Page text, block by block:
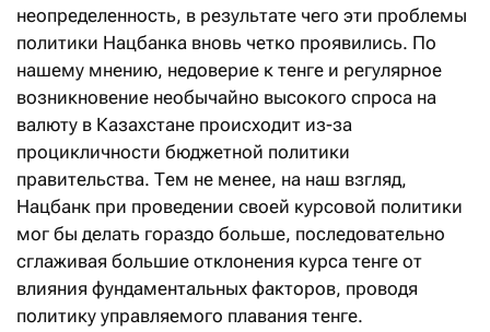
неопределенность, в результате чего эти проблемы
политики Нацбанка вновь четко проявились. По
нашему мнению, недоверие к тенге и регулярное
возникновение необычайно высокого спроса на
валюту в Казахстане происходит из-за
процикличности бюджетной политики
правительства. Тем не менее, на наш взгляд,
Нацбанк при проведении своей курсовой политики
мог бы делать гораздо больше, последовательно
сглаживая большие отклонения курса тенге от
влияния фундаментальных факторов, проводя
политику управляемого плавания тенге.